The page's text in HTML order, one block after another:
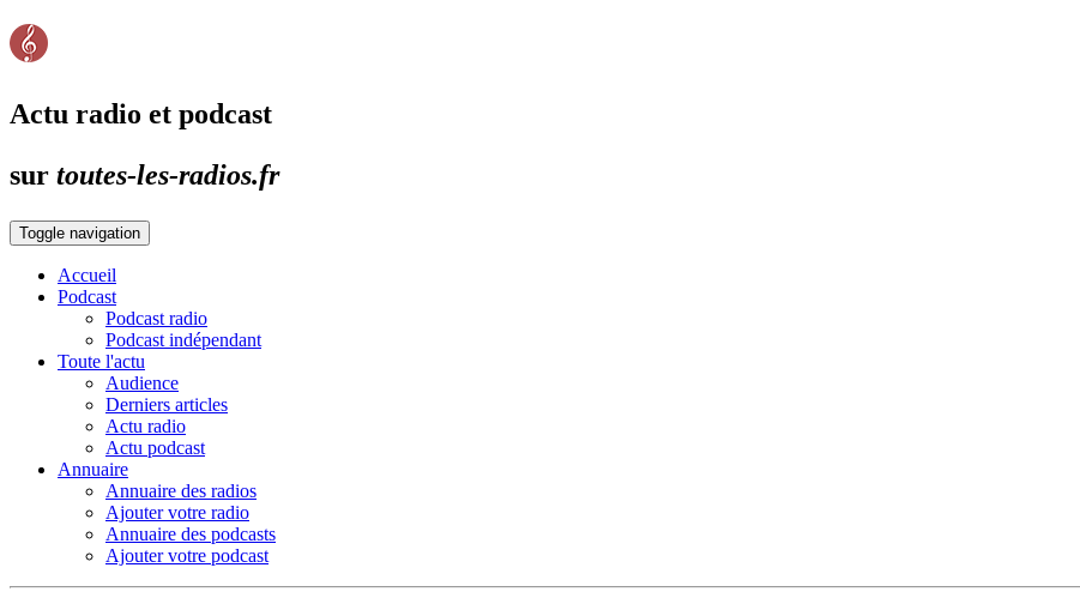
Actu radio et podcast
sur toutes-les-radios.fr
Toggle navigation
Accueil
Podcast
Podcast radio
Podcast indépendant
Toute l'actu
Audience
Derniers articles
Actu radio
Actu podcast
Annuaire
Annuaire des radios
Ajouter votre radio
Annuaire des podcasts
Ajouter votre podcast